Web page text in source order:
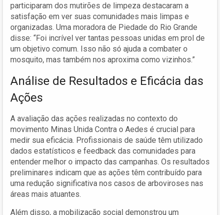
participaram dos mutirões de limpeza destacaram a
satisfação em ver suas comunidades mais limpas e
organizadas. Uma moradora de Piedade do Rio Grande
disse: “Foi incrível ver tantas pessoas unidas em prol de
um objetivo comum. Isso não só ajuda a combater o
mosquito, mas também nos aproxima como vizinhos.”
Análise de Resultados e Eficácia das
Ações
A avaliação das ações realizadas no contexto do
movimento Minas Unida Contra o Aedes é crucial para
medir sua eficácia. Profissionais de saúde têm utilizado
dados estatísticos e feedback das comunidades para
entender melhor o impacto das campanhas. Os resultados
preliminares indicam que as ações têm contribuído para
uma redução significativa nos casos de arboviroses nas
áreas mais atuantes.
Além disso, a mobilização social demonstrou um